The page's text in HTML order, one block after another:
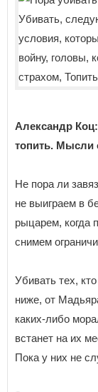
Александр
топить. Мысли
Не пора ли
не выиграем в
рыцарем, когда
снимем
Убивать тех,
ниже, от
каких-либо
встанет на их
Пока у них не